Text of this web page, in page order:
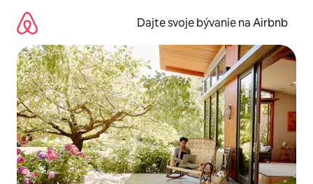
obsah.
Dajte svoje bývanie na Airbnb